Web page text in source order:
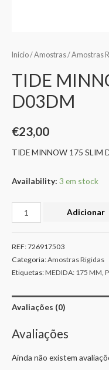
Início/Amostras/Amostras
TIDE
D03DM
€23,00
TIDE MINNOW 175 SLIM
Availability: 3 em stock
Adicionar
REF:726917503
Categoria:Amostras Rigidas
Etiquetas:MEDIDA: 175 MM
Avaliações (0)
Avaliações
Ainda não existem